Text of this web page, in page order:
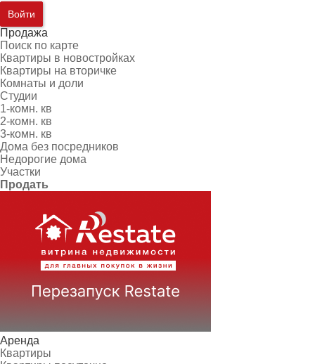
Войти
Продажа
Поиск по карте
Квартиры в новостройках
Квартиры на вторичке
Комнаты и доли
Студии
1-комн. кв
2-комн. кв
3-комн. кв
Дома без посредников
Недорогие дома
Участки
Продать
Аренда
Квартиры